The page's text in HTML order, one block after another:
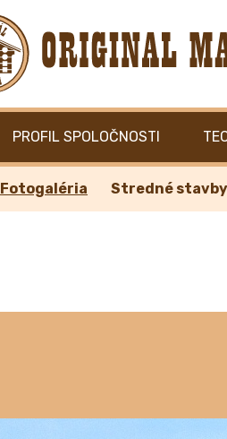
PROFIL SPOLOČNOSTI
Fotogaléria Stredné stavby